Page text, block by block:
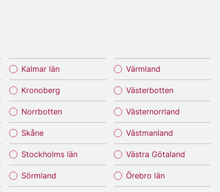
Kalmar län
Kronoberg
Norrbotten
Skåne
Stockholms län
Sörmland
Värmland
Västerbotten
Västernorrland
Västmanland
Västra Götaland
Örebro län